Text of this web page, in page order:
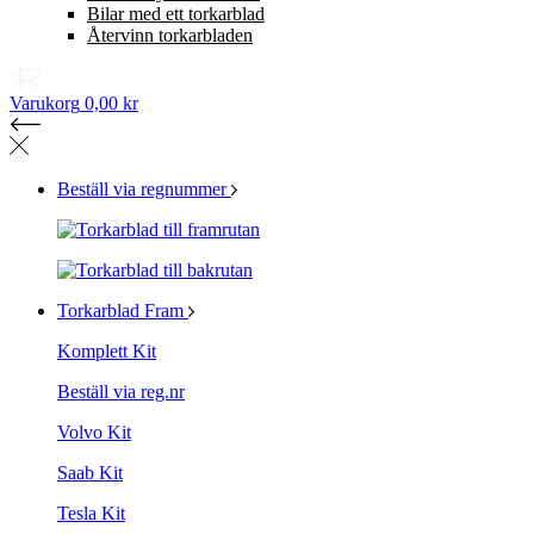
Bilar med ett torkarblad
Återvinn torkarbladen
Varukorg 0,00 kr
Beställ via regnummer
Torkarblad Fram
Komplett Kit
Beställ via reg.nr
Volvo Kit
Saab Kit
Tesla Kit